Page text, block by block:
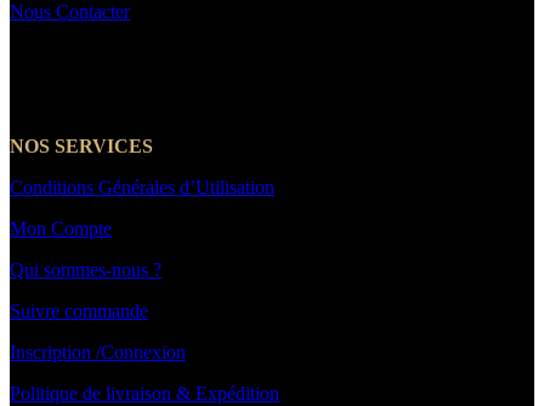
Nous Contacter
NOS SERVICES
Conditions Générales d’Utilisation
Mon Compte
Qui sommes-nous ?
Suivre commande
Inscription /Connexion
Politique de livraison & Expédition